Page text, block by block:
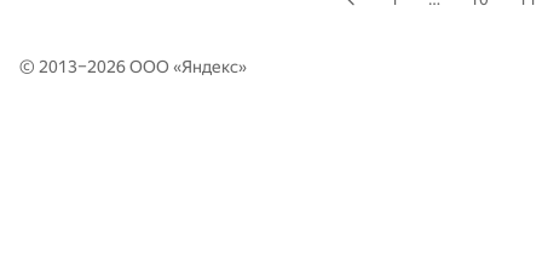
© 2013–2026 ООО «Яндекс»